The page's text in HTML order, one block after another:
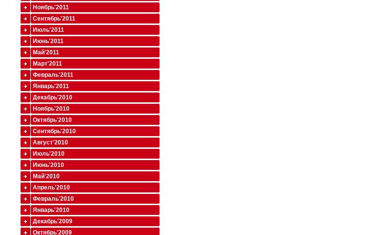
Ноябрь'2011
Сентябрь'2011
Июль'2011
Июнь'2011
Май'2011
Март'2011
Февраль'2011
Январь'2011
Декабрь'2010
Ноябрь'2010
Октябрь'2010
Сентябрь'2010
Август'2010
Июль'2010
Июнь'2010
Май'2010
Апрель'2010
Февраль'2010
Январь'2010
Декабрь'2009
Октябрь'2009